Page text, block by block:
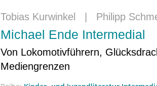
Tobias Kurwinkel Philipp
Michael Ende Intermedial
Von Lokomotivführern,
Mediengrenzen